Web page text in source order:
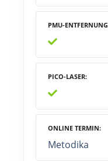
PMU-ENTFERNUNG
PICO-LASER
ONLINE TERMIN
Metodika